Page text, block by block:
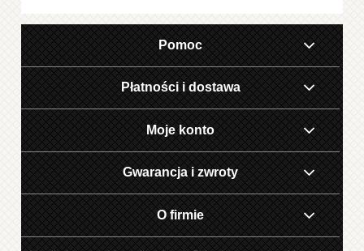
Pomoc
Płatności i dostawa
Moje konto
Gwarancja i zwroty
O firmie